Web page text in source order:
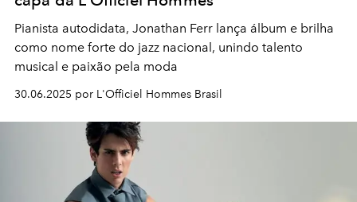
Pianista autodidata, Jonathan Ferr lança álbum e brilha
como nome forte do jazz nacional, unindo talento
musical e paixão pela moda
30.06.2025 por L'Officiel Hommes Brasil